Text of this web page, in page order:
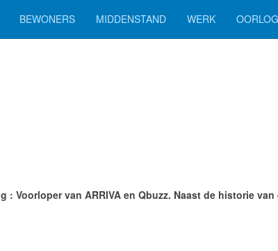
BEWONERS MIDDENSTAND WERK OORLOG
Voorloper van ARRIVA en Qbuzz. Naast de historie